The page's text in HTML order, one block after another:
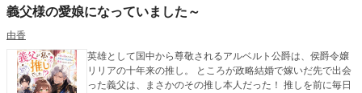
義父様の愛娘になっていました～
由香
英雄として国中から尊敬されるアルベルト公爵は、侯爵令嬢
リリアの十年来の推し。 ところが政略結婚で嫁いだ先で出会
った義父は、まさかのその推し本人だった！ 推しを前に毎日